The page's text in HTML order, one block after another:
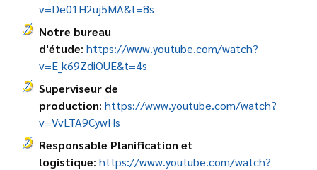
v=De01H2uj5MA&t=8s
Notre bureau
d'étude: https://www.youtube.com/watch?
v=E_k69ZdiOUE&t=4s
Superviseur de
production: https://www.youtube.com/watch?
v=VvLTA9CywHs
Responsable Planification et
logistique: https://www.youtube.com/watch?